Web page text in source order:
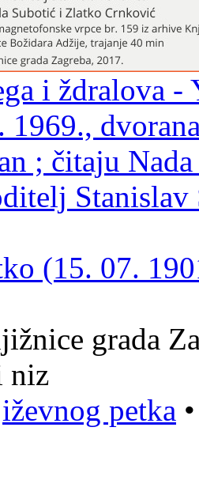
i ždralova -
1969.,
; čitaju
Stanislav
(15. 07.
grada
niz
petka